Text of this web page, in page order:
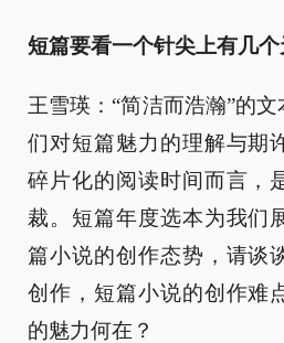
短篇要看一个针尖上有几
王雪瑛：“简洁而浩瀚”的
们对短篇魅力的理解与期
碎片化的阅读时间而言，
裁。短篇年度选本为我们
篇小说的创作态势，请谈
创作，短篇小说的创作难
的魅力何在？